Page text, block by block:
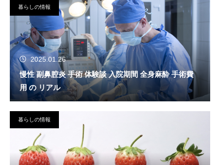
暮らしの情報
2025.01.26
慢性 副鼻腔炎 手術 体験談 入院期間 全身麻酔 手術費
用 の リアル
暮らしの情報